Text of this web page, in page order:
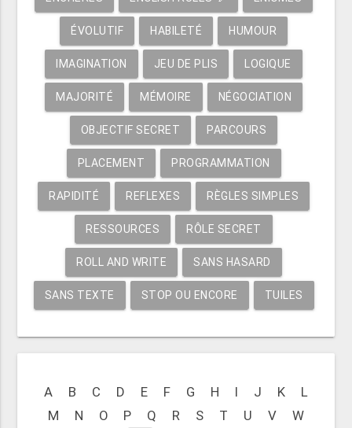
ÉVOLUTIF HABILETÉ HUMOUR
IMAGINATION JEU DE PLIS LOGIQUE
MAJORITÉ MÉMOIRE NÉGOCIATION
OBJECTIF SECRET PARCOURS
PLACEMENT PROGRAMMATION
RAPIDITÉ REFLEXES RÈGLES SIMPLES
RESSOURCES RÔLE SECRET
ROLL AND WRITE SANS HASARD
SANS TEXTE STOP OU ENCORE TUILES
A B C D E F G H I J K
L
M
N O P Q R S T U V
W